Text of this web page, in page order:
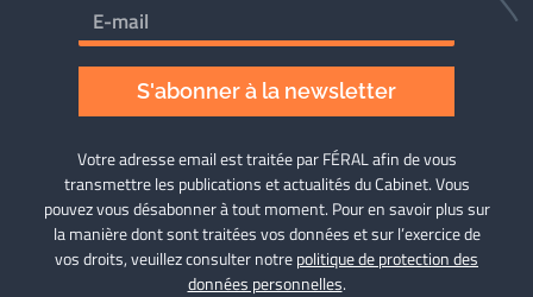
S'abonner à la newsletter
Votre adresse email est traitée par FÉRAL afin de vous
transmettre les publications et actualités du Cabinet. Vous
pouvez vous désabonner à tout moment. Pour en savoir plus sur
la manière dont sont traitées vos données et sur l’exercice de
vos droits, veuillez consulter notrepolitique de protection des
données personnelles.